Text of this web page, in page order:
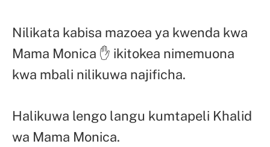
Nilikata kabisa mazoea ya kwenda kwa
Mama Monica ✋ ikitokea nimemuona
kwa mbali nilikuwa najificha.
Halikuwa lengo langu kumtapeli Khalid
wa Mama Monica.